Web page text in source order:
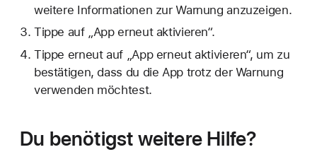
weitere Informationen zur Warnung anzuzeigen.
Tippe auf „App erneut aktivieren“.
Tippe erneut auf „App erneut aktivieren“, um zu
bestätigen, dass du die App trotz der Warnung
verwenden möchtest.
Du benötigst weitere Hilfe?